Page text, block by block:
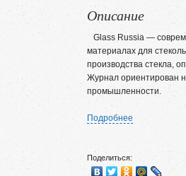
Описание
Glass Russia —
материалах для
производства стекла,
Журнал ориентирован
промышленности.
Подробнее
Поделиться: